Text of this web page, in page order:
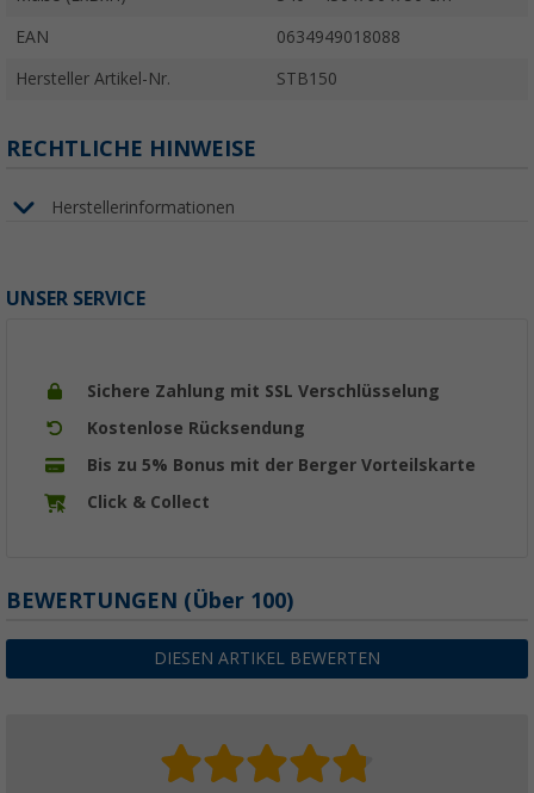
EAN 0634949018088
Hersteller Artikel-Nr. STB150
RECHTLICHE HINWEISE
Herstellerinformationen
UNSER SERVICE
Sichere Zahlung mit SSL Verschlüsselung
Kostenlose Rücksendung
Bis zu 5% Bonus mit der Berger Vorteilskarte
Click & Collect
BEWERTUNGEN (Über 100)
DIESEN ARTIKEL BEWERTEN